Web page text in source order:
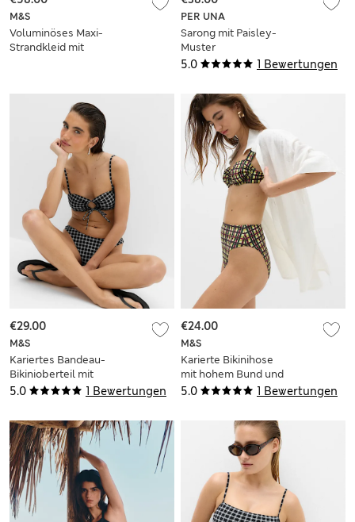
M&S
Voluminöses Maxi-
Strandkleid mit
5.0 1 Bewertungen
PER UNA
Sarong mit Paisley-
Muster
5.0 1 Bewertungen
M&S
Kariertes Bandeau-
Bikinioberteil mit
Binde-Detail vorne
€29.00
5.0 1 Bewertungen
M&S
Karierte Bikinihose
mit hohem Bund und
hohem
€24.00